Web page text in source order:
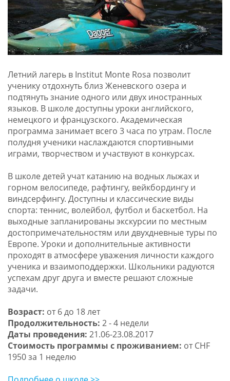
Летний лагерь в Institut Monte Rosa позволит
ученику отдохнуть близ Женевского озера и
подтянуть знание одного или двух иностранных
языков. В школе доступны уроки английского,
немецкого и французского. Академическая
программа занимает всего 3 часа по утрам. После
полудня ученики наслаждаются спортивными
играми, творчеством и участвуют в конкурсах.
В школе детей учат катанию на водных лыжах и
горном велосипеде, рафтингу, вейкбордингу и
виндсерфингу. Доступны и классические виды
спорта: теннис, волейбол, футбол и баскетбол. На
выходные запланированы экскурсии по местным
достопримечательностям или двухдневные туры по
Европе. Уроки и дополнительные активности
проходят в атмосфере уважения личности каждого
ученика и взаимоподдержки. Школьники радуются
успехам друг друга и вместе решают сложные
задачи.
Возраст: от 6 до 18 лет
Продолжительность: 2 - 4 недели
Даты проведения: 21.06-23.08.2017
Стоимость программы с проживанием: от CHF
1950 за 1 неделю